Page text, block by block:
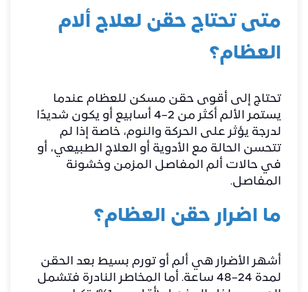
متى تحتاج حقن لعلاج ألام
العظام؟
تحتاج إلى أقوى حقن مسكن للعظام عندما
يستمر الألم أكثر من 2–4 أسابيع أو يكون شديدًا
لدرجة يؤثر على الحركة والنوم، خاصة إذا لم
تتحسن الحالة مع الأدوية أو العلاج الطبيعي، أو
في حالات ألم المفاصل المزمن وخشونة
المفاصل.
ما اضرار حقن العظام؟
أشهر الأضرار هي ألم أو تورم بسيط بعد الحقن
لمدة 24–48 ساعة. أما المخاطر النادرة فتشمل